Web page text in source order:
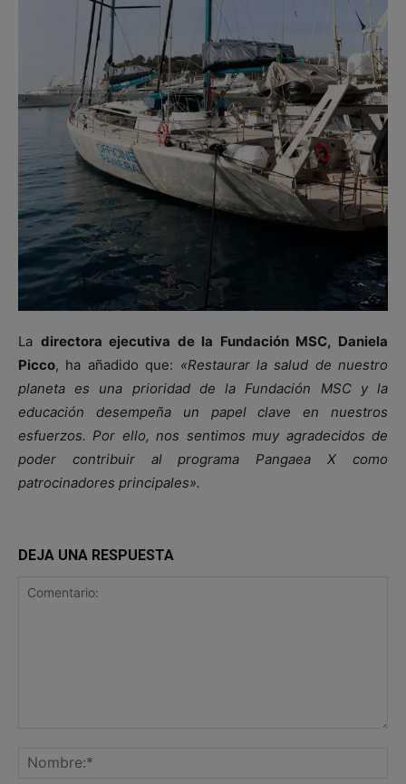
La directora ejecutiva de la Fundación MSC, Daniela
Picco, ha añadido que: «Restaurar la salud de nuestro
planeta es una prioridad de la Fundación MSC y la
educación desempeña un papel clave en nuestros
esfuerzos. Por ello, nos sentimos muy agradecidos de
poder contribuir al programa Pangaea X como
patrocinadores principales».
DEJA UNA RESPUESTA